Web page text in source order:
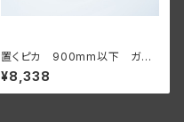
置くピカ 900mm以下 ガラ
ス棚用 【サイズオーダー】
¥8,338